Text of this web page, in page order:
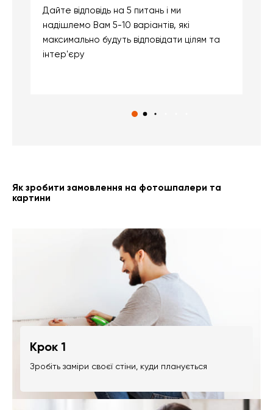
Дайте відповідь на 5 питань і ми
надішлемо Вам 5-10 варіантів, які
максимально будуть відповідати цілям та
інтер'єру
Як зробити замовлення на фотошпалери та
картини
Крок 1
Зробіть заміри своєї стіни, куди планується